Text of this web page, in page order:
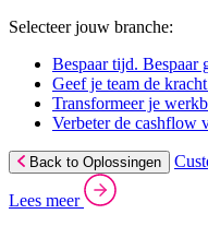
Selecteer jouw branche:
Bespaar tijd. Bespaar
Geef je team de
Transformeer je
Verbeter de cashflow
Back to Oplossingen
Lees meer